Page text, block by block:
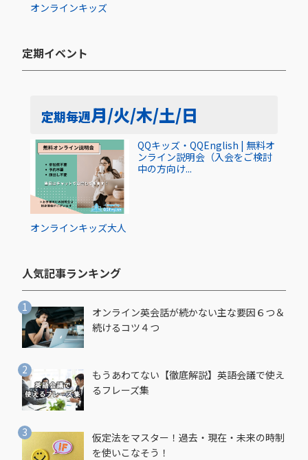
オンラインキッズ
定期イベント​
定期毎週月/火/木/土/日
オンラインキッズ大人
QQキッズ・QQEnglish | 無料オ
ンライン説明会（入会をご検討
中の方向け...
人気記事ランキング​
オンライン英会話が続かない主な要因６つ＆
続けるコツ４つ
もうあわてない【徹底解説】英語会議で使え
るフレーズ集
仮定法をマスター！過去・現在・未来の時制
を使いこなそう！